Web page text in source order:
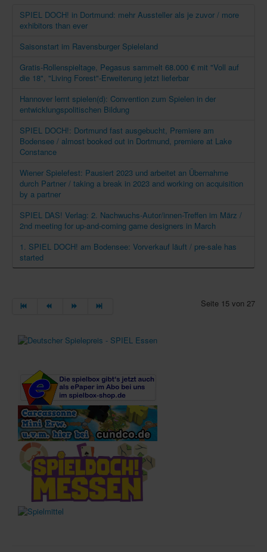
SPIEL DOCH! in Dortmund: mehr Aussteller als je zuvor / more
exhibitors than ever
Saisonstart im Ravensburger Spieleland
Gratis-Rollenspieltage, Pegasus sammelt 68.000 € mit "Voll auf
die 18", "Living Forest"-Erweiterung jetzt lieferbar
Hannover lernt spielen(d): Convention zum Spielen in der
entwicklungspolitischen Bildung
SPIEL DOCH!: Dortmund fast ausgebucht, Premiere am
Bodensee / almost booked out in Dortmund, premiere at Lake
Constance
Wiener Spielefest: Pausiert 2023 und arbeitet an Übernahme
durch Partner / taking a break in 2023 and working on acquisition
by a partner
SPIEL DAS! Verlag: 2. Nachwuchs-Autor/innen-Treffen im März /
2nd meeting for up-and-coming game designers in March
1. SPIEL DOCH! am Bodensee: Vorverkauf läuft / pre-sale has
started
Seite 15 von 27